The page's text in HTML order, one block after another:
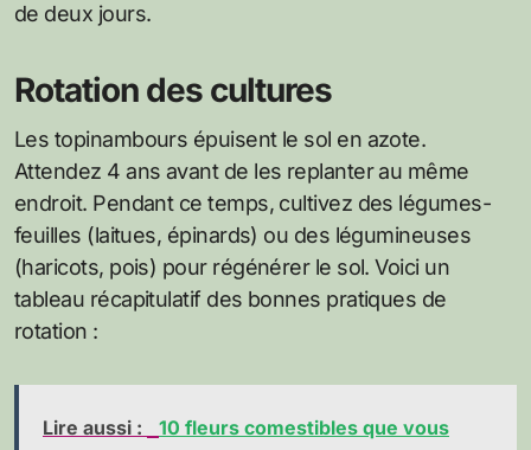
de deux jours.
Rotation des cultures
Les topinambours épuisent le sol en azote.
Attendez 4 ans avant de les replanter au même
endroit. Pendant ce temps, cultivez des légumes-
feuilles (laitues, épinards) ou des légumineuses
(haricots, pois) pour régénérer le sol. Voici un
tableau récapitulatif des bonnes pratiques de
rotation :
Lire aussi :
10 fleurs comestibles que vous